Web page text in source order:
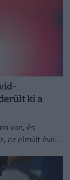
ki a
van, és
az elmúlt évek